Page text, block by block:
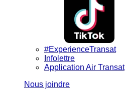
#ExperienceTransat
Infolettre
Application Air Transat
Nous joindre